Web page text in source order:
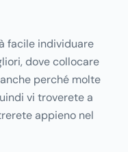
facile individuare
dove collocare
perché molte
vi troverete a
appieno nel